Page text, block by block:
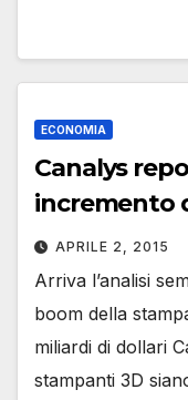
ECONOMIA
Canalys
APRILE 2, 2015
Arriva l’analisi
boom della
miliardi di dollari
stampanti 3D